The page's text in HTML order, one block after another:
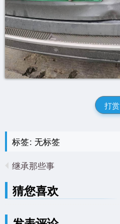
打赏
标签: 无标签
继承那些事
猜您喜欢